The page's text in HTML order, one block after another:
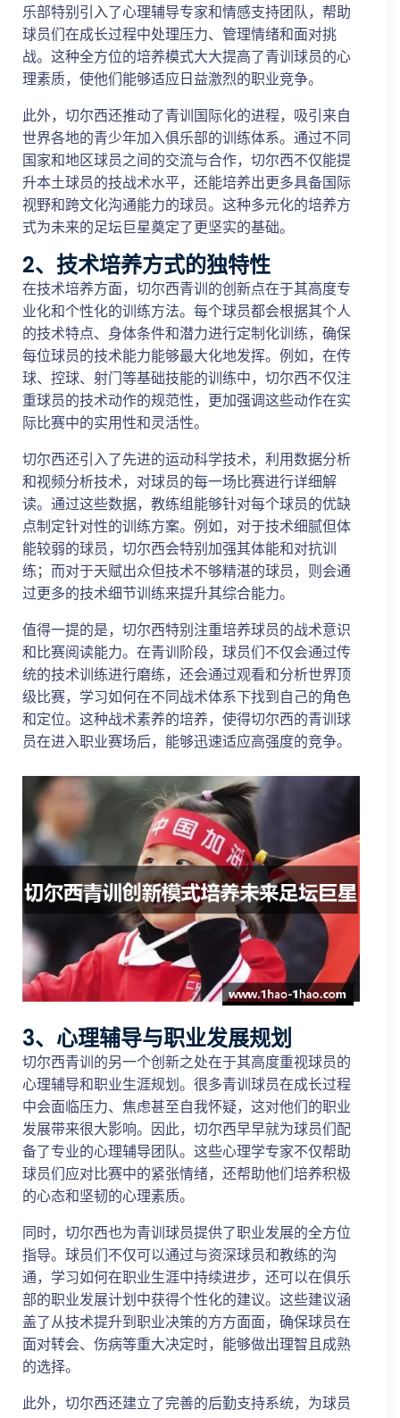
乐部特别引入了心理辅导专家和情感支持团队，帮助
球员们在成长过程中处理压力、管理情绪和面对挑
战。这种全方位的培养模式大大提高了青训球员的心
理素质，使他们能够适应日益激烈的职业竞争。
此外，切尔西还推动了青训国际化的进程，吸引来自
世界各地的青少年加入俱乐部的训练体系。通过不同
国家和地区球员之间的交流与合作，切尔西不仅能提
升本土球员的技战术水平，还能培养出更多具备国际
视野和跨文化沟通能力的球员。这种多元化的培养方
式为未来的足坛巨星奠定了更坚实的基础。
2、技术培养方式的独特性
在技术培养方面，切尔西青训的创新点在于其高度专
业化和个性化的训练方法。每个球员都会根据其个人
的技术特点、身体条件和潜力进行定制化训练，确保
每位球员的技术能力能够最大化地发挥。例如，在传
球、控球、射门等基础技能的训练中，切尔西不仅注
重球员的技术动作的规范性，更加强调这些动作在实
际比赛中的实用性和灵活性。
切尔西还引入了先进的运动科学技术，利用数据分析
和视频分析技术，对球员的每一场比赛进行详细解
读。通过这些数据，教练组能够针对每个球员的优缺
点制定针对性的训练方案。例如，对于技术细腻但体
能较弱的球员，切尔西会特别加强其体能和对抗训
练；而对于天赋出众但技术不够精湛的球员，则会通
过更多的技术细节训练来提升其综合能力。
值得一提的是，切尔西特别注重培养球员的战术意识
和比赛阅读能力。在青训阶段，球员们不仅会通过传
统的技术训练进行磨练，还会通过观看和分析世界顶
级比赛，学习如何在不同战术体系下找到自己的角色
和定位。这种战术素养的培养，使得切尔西的青训球
员在进入职业赛场后，能够迅速适应高强度的竞争。
3、心理辅导与职业发展规划
切尔西青训的另一个创新之处在于其高度重视球员的
心理辅导和职业生涯规划。很多青训球员在成长过程
中会面临压力、焦虑甚至自我怀疑，这对他们的职业
发展带来很大影响。因此，切尔西早早就为球员们配
备了专业的心理辅导团队。这些心理学专家不仅帮助
球员们应对比赛中的紧张情绪，还帮助他们培养积极
的心态和坚韧的心理素质。
同时，切尔西也为青训球员提供了职业发展的全方位
指导。球员们不仅可以通过与资深球员和教练的沟
通，学习如何在职业生涯中持续进步，还可以在俱乐
部的职业发展计划中获得个性化的建议。这些建议涵
盖了从技术提升到职业决策的方方面面，确保球员在
面对转会、伤病等重大决定时，能够做出理智且成熟
的选择。
此外，切尔西还建立了完善的后勤支持系统，为球员